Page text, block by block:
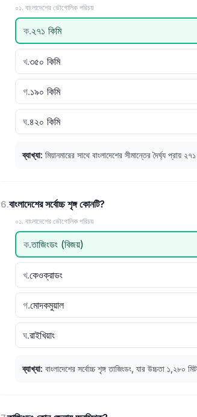
০১. বাংলাদেশের ভৌগোলিক পরিচয়
ক.২৭১ কিমি
খ.৩৫০ কিমি
গ.১৯০ কিমি
ঘ.৪২০ কিমি
ব্যাখ্যা: মিয়ানমারের সাথে বাংলাদেশের সীমান্তের দৈর্ঘ্য প্রায়
6.বাংলাদেশের সর্বোচ্চ শৃঙ্গ কোনটি?
০১. বাংলাদেশের ভৌগোলিক পরিচয়
ক.তাজিংডং (বিজয়)
খ.কেওক্রাডং
গ.মোদকমুয়াল
ঘ.রাইখিয়াং
ব্যাখ্যা: বাংলাদেশের সর্বোচ্চ শৃঙ্গ তাজিংডং, যার উচ্চতা